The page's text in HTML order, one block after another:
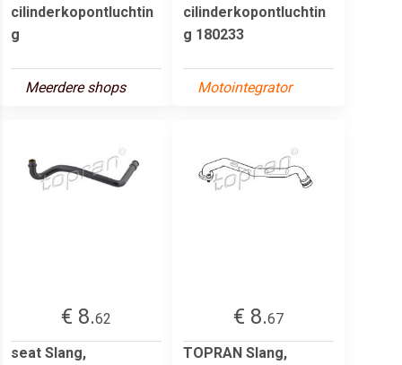
cilinderkopontluchtin
g
Meerdere shops
cilinderkopontluchtin
g 180233
Motointegrator
€ 8.62
seat Slang,
€ 8.67
TOPRAN Slang,